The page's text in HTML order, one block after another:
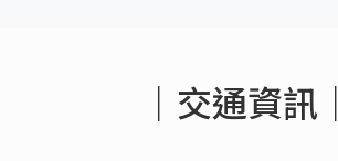
｜交通資訊｜